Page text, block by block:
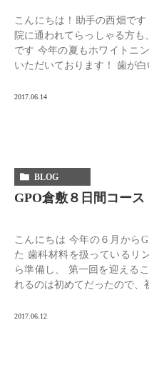
こんにちは！助手の西畑で
院に通われてらっしゃる方
です 今年の夏もホワイトニ
いただいております！ 歯が
2017.06.14
BLOG
GPO倉敷８日間コース
こんにちは 今年の６月から
た 歯科材料を扱っているリ
ら準備し、 第一回を迎える
れるのは初めてだったので
2017.06.12